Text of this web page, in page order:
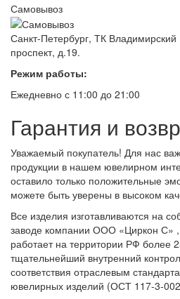
Самовывоз
Санкт-Петербург, ТК
проспект, д.19.
Режим работы:
Ежедневно с 11:00 до 21:00
Гарантия и
Уважаемый покупатель! Для нас
продукции в нашем ювелирном
оставило только положительные
можете быть уверены в высоком
Все изделия изготавливаются на
заводе компании ООО «Циркон С»
работает на территории РФ более
тщательнейший внутренний
соответствия отраслевым
ювелирных изделий (ОСТ 117-3-